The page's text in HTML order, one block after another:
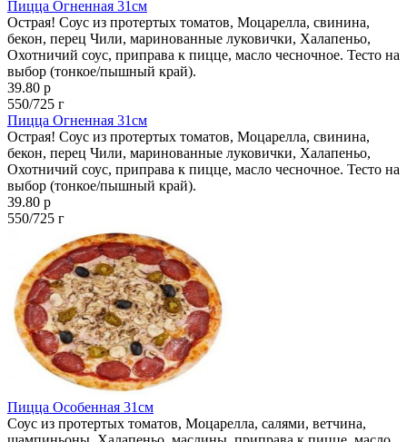
Пицца Огненная 31см
Острая! Соус из протертых томатов, Моцарелла, свинина,
бекон, перец Чили, маринованные луковички, Халапеньо,
Охотничий соус, приправа к пицце, масло чесночное. Тесто на
выбор (тонкое/пышный край).
39.80 р
550/725 г
Пицца Огненная 31см
Острая! Соус из протертых томатов, Моцарелла, свинина,
бекон, перец Чили, маринованные луковички, Халапеньо,
Охотничий соус, приправа к пицце, масло чесночное. Тесто на
выбор (тонкое/пышный край).
39.80 р
550/725 г
Пицца Особенная 31см
Соус из протертых томатов, Моцарелла, салями, ветчина,